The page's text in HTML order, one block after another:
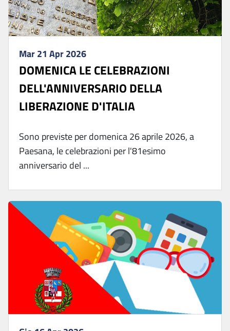
Mar 21 Apr 2026
DOMENICA LE CELEBRAZIONI
DELL'ANNIVERSARIO DELLA
LIBERAZIONE D'ITALIA
Sono previste per domenica 26 aprile 2026, a
Paesana, le celebrazioni per l'81esimo
anniversario del ...